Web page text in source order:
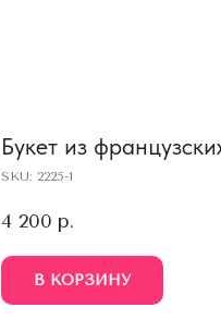
Букет из
SKU: 2225-1
4 200 р.
В КОРЗИНУ